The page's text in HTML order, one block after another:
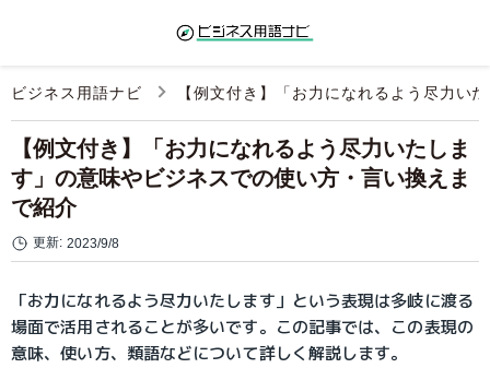
ビジネス用語ナビ 【例文付き】「お力になれるよう尽力い
【例文付き】「お力になれるよう尽力いたしま
す」の意味やビジネスでの使い方・言い換えま
で紹介
更新: 2023/9/8
「お力になれるよう尽力いたします」という表現は多岐に渡る
場面で活用されることが多いです。この記事では、この表現の
意味、使い方、類語などについて詳しく解説します。